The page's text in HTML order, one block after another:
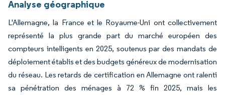
Analyse géographique
L'Allemagne, la France et le Royaume-Uni ont collectivement
représenté la plus grande part du marché européen des
compteurs intelligents en 2025, soutenus par des mandats de
déploiement établis et des budgets généreux de modernisation
du réseau. Les retards de certification en Allemagne ont ralenti
sa pénétration des ménages à 72 % fin 2025, mais les